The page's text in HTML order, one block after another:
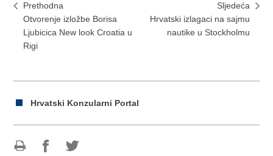
Prethodna
Otvorenje izložbe Borisa
Ljubicica New look Croatia u
Rigi
Sljedeća
Hrvatski izlagaci na sajmu
nautike u Stockholmu
Hrvatski Konzularni Portal